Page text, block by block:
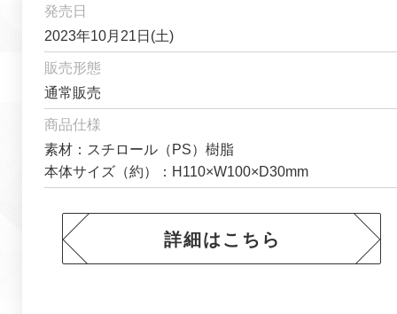
発売日
2023年10月21日(土)
販売形態
通常販売
商品仕様
素材：スチロール（PS）樹脂
本体サイズ（約）：H110×W100×D30mm
詳細はこちら